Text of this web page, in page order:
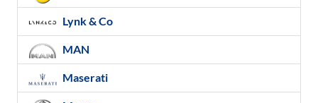
Lynk & Co
MAN
Maserati